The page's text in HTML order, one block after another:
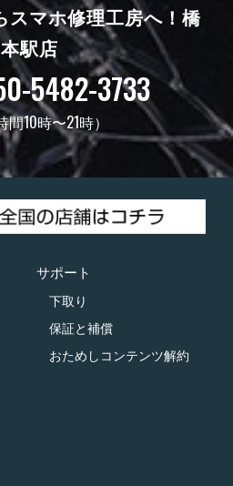
マホ修理工房へ！ 橋
本駅店
5482-3733
10時〜21時）
サポート
下取り
保証と補償
おためしコンテンツ解約